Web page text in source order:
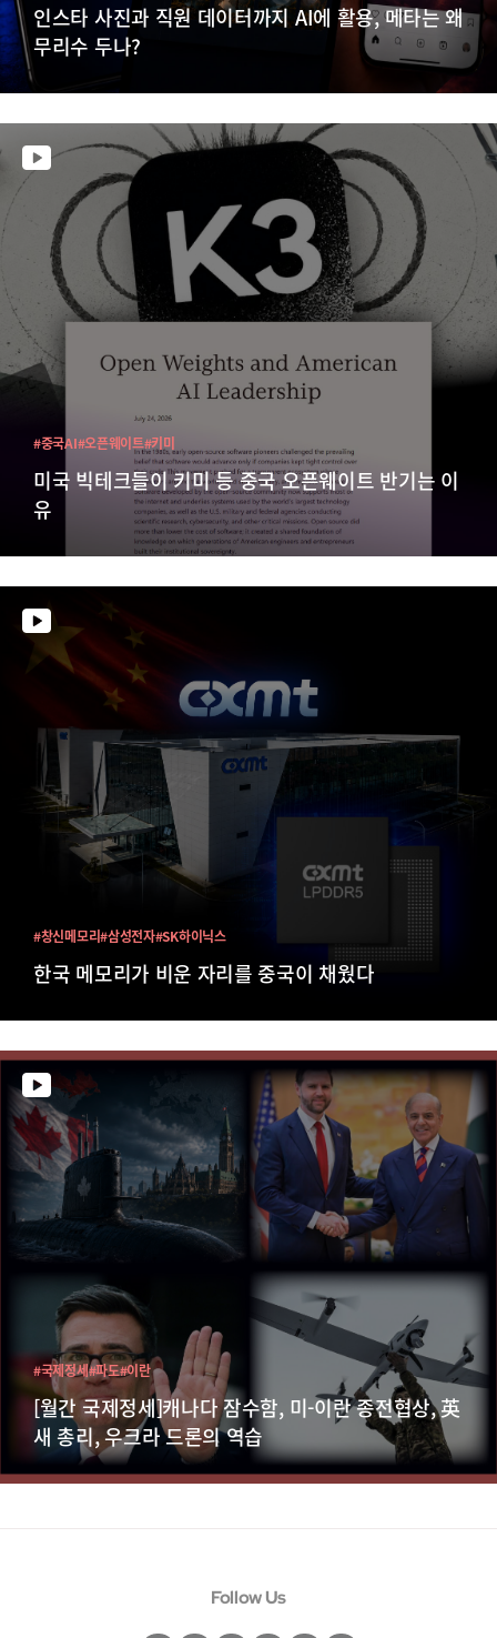
인스타 사진과 직원 데이터까지 AI에 활용, 메타는 왜
무리수 두나?
미국 빅테크들이 키미 등 중국 오픈웨이트 반기는 이
유
#중국AI#오픈웨이트#키미
한국 메모리가 비운 자리를 중국이 채웠다
#창신메모리#삼성전자#SK하이닉스
[월간 국제정세]캐나다 잠수함, 미-이란 종전협상, 英
새 총리, 우크라 드론의 역습
#국제정세#파도#이란
Follow Us